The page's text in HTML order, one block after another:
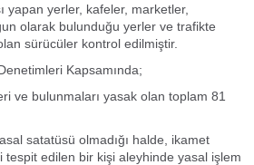
yapan yerler, kafeler, marketler,
olarak bulunduğu yerler ve trafikte
sürücüler kontrol edilmiştir.
Kapsamında;
ve bulunmaları yasak olan toplam 81
satatüsü olmadığı halde, ikamet
tespit edilen bir kişi aleyhinde yasal işlem